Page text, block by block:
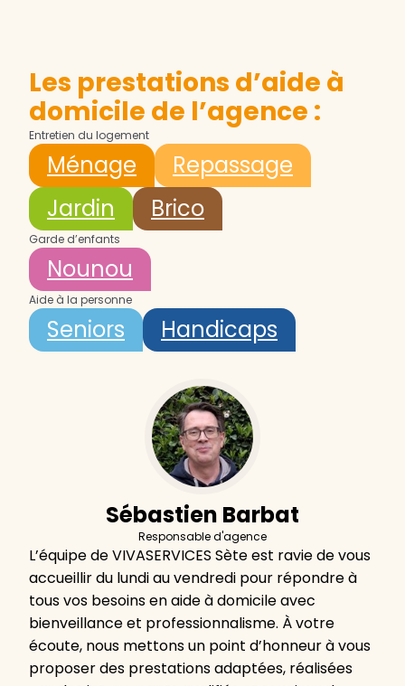
Les prestations d’aide à
domicile de l’agence :
Entretien du logement
Ménage
Repassage
Jardin
Brico
Garde d’enfants
Nounou
Aide à la personne
Seniors Handicaps
Sébastien Barbat
Responsable d'agence
L’équipe de VIVASERVICES Sète est ravie de vous
accueillir du lundi au vendredi pour répondre à
tous vos besoins en aide à domicile avec
bienveillance et professionnalisme. À votre
écoute, nous mettons un point d’honneur à vous
proposer des prestations adaptées, réalisées